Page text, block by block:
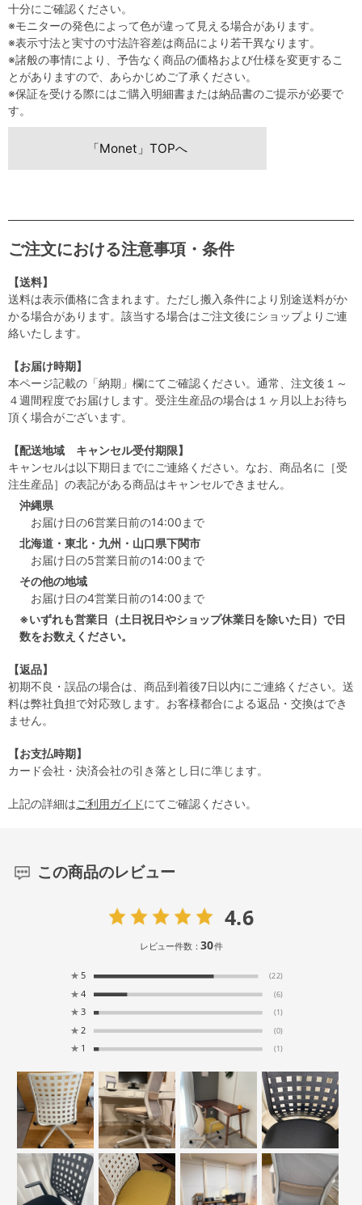
十分にご確認ください。
※モニターの発色によって色が違って見える場合があります。
※表示寸法と実寸の寸法許容差は商品により若干異なります。
※諸般の事情により、予告なく商品の価格および仕様を変更するこ
とがありますので、あらかじめご了承ください。
※保証を受ける際にはご購入明細書または納品書のご提示が必要で
す。
「Monet」TOPへ
ご注文における注意事項・条件
【送料】
送料は表示価格に含まれます。ただし搬入条件により別途送料がか
かる場合があります。該当する場合はご注文後にショップよりご連
絡いたします。
【お届け時期】
本ページ記載の「納期」欄にてご確認ください。通常、注文後１～
４週間程度でお届けします。受注生産品の場合は１ヶ月以上お待ち
頂く場合がございます。
【配送地域 キャンセル受付期限】
キャンセルは以下期日までにご連絡ください。なお、商品名に［受
注生産品］の表記がある商品はキャンセルできません。
沖縄県
お届け日の6営業日前の14:00まで
北海道・東北・九州・山口県下関市
お届け日の5営業日前の14:00まで
その他の地域
お届け日の4営業日前の14:00まで
※いずれも営業日（土日祝日やショップ休業日を除いた日）で日
数をお数えください。
【返品】
初期不良・誤品の場合は、商品到着後7日以内にご連絡ください。送
料は弊社負担で対応致します。お客様都合による返品・交換はでき
ません。
【お支払時期】
カード会社・決済会社の引き落とし日に準じます。
上記の詳細はご利用ガイドにてご確認ください。
この商品のレビュー
4.6
レビュー件数：30件
★ 5 (22)
★ 4 (6)
★ 3 (1)
★ 2 (0)
★ 1 (1)